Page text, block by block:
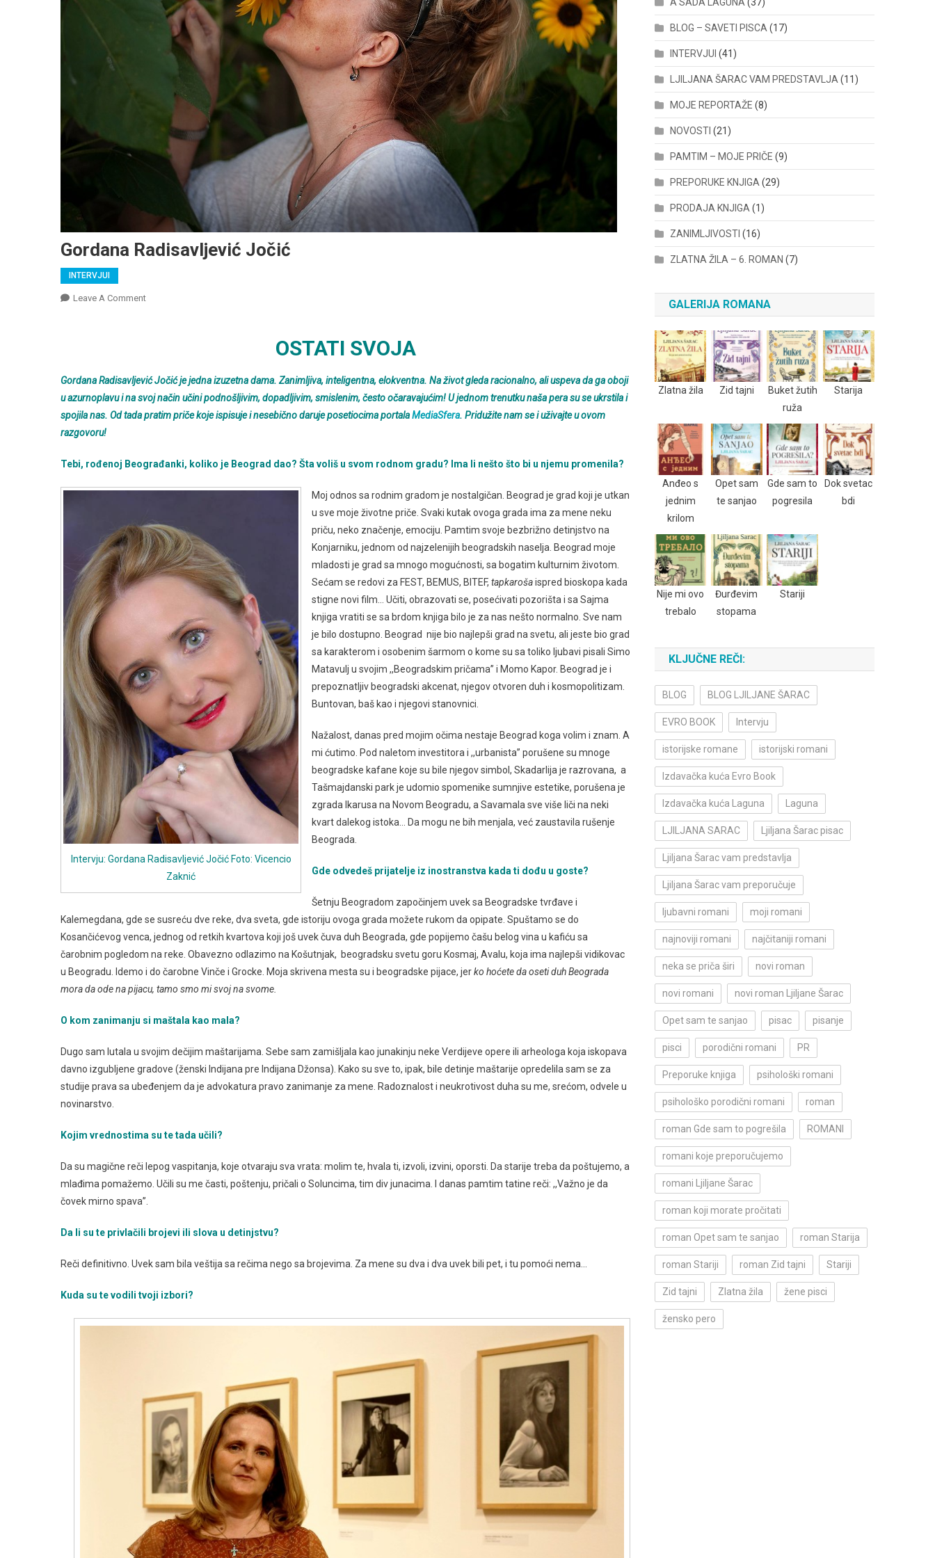
Gordana Radisavljević Jočić
INTERVJUI
Leave A CommentOn
OSTATI SVOJA
Gordana Radisavljević Jočić je jedna izuzetna dama. Zanimljiva, inteligentna, elokventna. Na život gleda racionalno, ali uspeva da ga oboji
u azurnoplavu i na svoj način učini podnošljivim, dopadljivim, smislenim, često očaravajućim!U jednom trenutku naša pera su se ukrstila i
spojila nas. Od tada pratim priče koje ispisuje i nesebično daruje posetiocima portalaMediaSfera. Pridužite nam se i uživajte u ovom
razgovoru!
Tebi, rođenoj Beograđanki, koliko je Beograd dao? Šta voliš u svom rodnom gradu? Ima li nešto što bi u njemu promenila?
Intervju: Gordana Radisavljević Jočić Foto: Vicencio
Zaknić
Moj odnos sa rodnim gradom je nostalgičan. Beograd je grad koji je utkan
u sve moje životne priče. Svaki kutak ovoga grada ima za mene neku
priču, neko značenje, emociju. Pamtim svoje bezbrižno detinjstvo na
Konjarniku, jednom od najzelenijih beogradskih naselja. Beograd moje
mladosti je grad sa mnogo mogućnosti, sa bogatim kulturnim životom.
Sećam se redovi za FEST, BEMUS, BITEF, tapkarošaispred bioskopa kada
stigne novi film… Učiti, obrazovati se, posećivati pozorišta i sa Sajma
knjiga vratiti se sa brdom knjiga bilo je za nas nešto normalno. Sve nam
je bilo dostupno. Beograd nije bio najlepši grad na svetu, ali jeste bio grad
sa karakterom i osobenim šarmom o kome su sa toliko ljubavi pisali Simo
Matavulj u svojim ,,Beogradskim pričama” i Momo Kapor. Beograd je i
prepoznatljiv beogradski akcenat, njegov otvoren duh i kosmopolitizam.
Buntovan, baš kao i njegovi stanovnici.
Nažalost, danas pred mojim očima nestaje Beograd koga volim i znam. A
mi ćutimo. Pod naletom investitora i ,,urbanista” porušene su mnoge
beogradske kafane koje su bile njegov simbol, Skadarlija je razrovana, a
Tašmajdanski park je udomio spomenike sumnjive estetike, porušena je
zgrada Ikarusa na Novom Beogradu, a Savamala sve više liči na neki
kvart dalekog istoka… Da mogu ne bih menjala, već zaustavila rušenje
Beograda.
Gde odvedeš prijatelje iz inostranstva kada ti dođu u goste?
Šetnju Beogradom započinjem uvek sa Beogradske tvrđave i
Kalemegdana, gde se susreću dve reke, dva sveta, gde istoriju ovoga grada možete rukom da opipate. Spuštamo se do
Kosančićevog venca, jednog od retkih kvartova koji još uvek čuva duh Beograda, gde popijemo čašu belog vina u kafiću sa
čarobnim pogledom na reke. Obavezno odlazimo na Košutnjak, beogradsku svetu goru Kosmaj, Avalu, koja ima najlepši vidikovac
u Beogradu. Idemo i do čarobne Vinče i Grocke. Moja skrivena mesta su i beogradske pijace, jerko hoćete da oseti duh Beograda
mora da ode na pijacu, tamo smo mi svoj na svome.
O kom zanimanju si maštala kao mala?
Dugo sam lutala u svojim dečijim maštarijama. Sebe sam zamišljala kao junakinju neke Verdijeve opere ili arheologa koja iskopava
davno izgubljene gradove (ženski Indijana pre Indijana Džonsa). Kako su sve to, ipak, bile detinje maštarije opredelila sam se za
studije prava sa ubeđenjem da je advokatura pravo zanimanje za mene. Radoznalost i neukrotivost duha su me, srećom, odvele u
novinarstvo.
Kojim vrednostima su te tada učili?
Da su magične reči lepog vaspitanja, koje otvaraju sva vrata: molim te, hvala ti, izvoli, izvini, oporsti. Da starije treba da poštujemo, a
mlađima pomažemo. Učili su me časti, poštenju, pričali o Soluncima, tim div junacima. I danas pamtim tatine reči: ,,Važno je da
čovek mirno spava”.
Da li su te privlačili brojevi ili slova u detinjstvu?
Reči definitivno. Uvek sam bila veštija sa rečima nego sa brojevima. Za mene su dva i dva uvek bili pet, i tu pomoći nema…
Kuda su te vodili tvoji izbori?
BLOG – SAVETI PISCA (17)
INTERVJUI (41)
LJILJANA ŠARAC VAM PREDSTAVLJA (11)
MOJE REPORTAŽE (8)
NOVOSTI (21)
PAMTIM – MOJE PRIČE (9)
PREPORUKE KNJIGA (29)
PRODAJA KNJIGA (1)
ZANIMLJIVOSTI (16)
ZLATNA ŽILA – 6. ROMAN (7)
GALERIJA ROMANA
Zlatna žila Zid tajni
Buket žutih
ruža
Starija
Anđeo s
jednim
krilom
Opet sam
te sanjao
Gde sam to
pogresila
Dok svetac
bdi
Nije mi ovo
trebalo
Đurđevim
stopama
Stariji
KLJUČNE REČI:
BLOG BLOG LJILJANE ŠARAC
EVRO BOOK Intervju
istorijske romane istorijski romani
Izdavačka kuća Evro Book
Izdavačka kuća Laguna Laguna
LJILJANA SARAC Ljiljana Šarac pisac
Ljiljana Šarac vam predstavlja
Ljiljana Šarac vam preporučuje
ljubavni romani moji romani
najnoviji romani najčitaniji romani
neka se priča širi novi roman
novi romani novi roman Ljiljane Šarac
Opet sam te sanjao pisac pisanje
pisci porodični romani PR
Preporuke knjiga psihološki romani
psihološko porodični romani roman
roman Gde sam to pogrešila ROMANI
romani koje preporučujemo
romani Ljiljane Šarac
roman koji morate pročitati
roman Opet sam te sanjao roman Starija
roman Stariji roman Zid tajni Stariji
Zid tajni Zlatna žila žene pisci
žensko pero